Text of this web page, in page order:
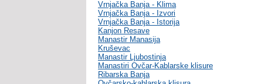
Vrnjačka Banja - Klima
Vrnjačka Banja - Izvori
Vrnjačka Banja - Istorija
Kanjon Resave
Manastir Manasija
Kruševac
Manastir Ljubostinja
Manastiri Ovčar-Kablarske klisure
Ribarska Banja